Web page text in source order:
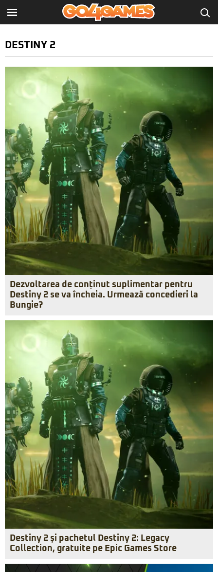
DESTINY 2
Dezvoltarea de conținut suplimentar pentru
Destiny 2 se va încheia. Urmează concedieri la
Bungie?
Destiny 2 și pachetul Destiny 2: Legacy
Collection, gratuite pe Epic Games Store